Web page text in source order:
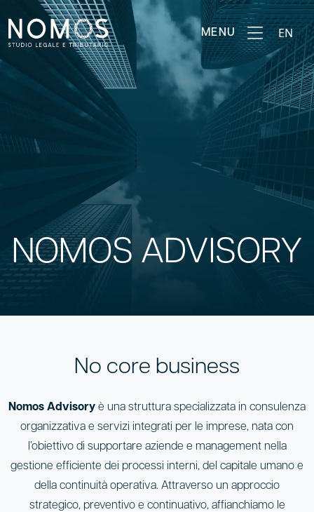
MENU EN
NOMOS ADVISORY
No core business
Nomos Advisory è una struttura specializzata in consulenza
organizzativa e servizi integrati per le imprese, nata con
l’obiettivo di supportare aziende e management nella
gestione efficiente dei processi interni, del capitale umano e
della continuità operativa. Attraverso un approccio
strategico, preventivo e continuativo, affianchiamo le